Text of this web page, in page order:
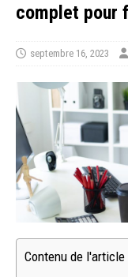
complet pour
septembre 16, 2023
Contenu de l'article